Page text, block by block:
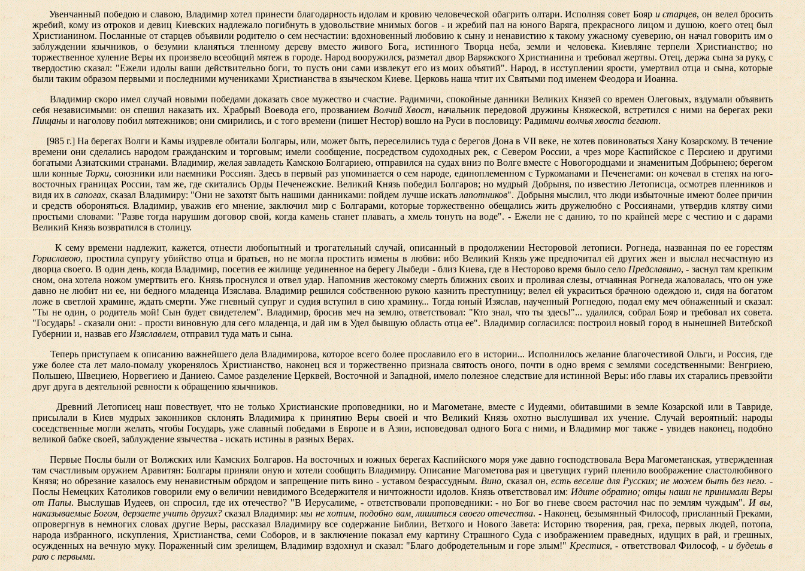
Увенчанный победою и славою, Владимир хотел принести благодарность идолам и кровию человеческой обагрить олтари. Исполняя совет Бояри старцев, он велел бросить
жребий, кому из отроков и девиц Киевских надлежало погибнуть в удовольствие мнимых богов - и жребий пал на юного Варяга, прекрасного лицом и душою, коего отец был
Христианином. Посланные от старцев объявили родителю о сем несчастии: вдохновенный любовию к сыну и ненавистию к такому ужасному суеверию, он начал говорить им о
заблуждении язычников, о безумии кланяться тленному дереву вместо живого Бога, истинного Творца неба, земли и человека. Киевляне терпели Христианство; но
торжественное хуление Веры их произвело всеобщий мятеж в городе. Народ вооружился, разметал двор Варяжского Христианина и требовал жертвы. Отец, держа сына за руку, с
твердостию сказал: "Ежели идолы ваши действительно боги, то пусть они сами извлекут его из моих объятий". Народ, в исступлении ярости, умертвил отца и сына, которые
были таким образом первыми и последними мучениками Христианства в языческом Киеве. Церковь наша чтит их Святыми под именем Феодора и Иоанна.
Владимир скоро имел случай новыми победами доказать свое мужество и счастие. Радимичи, спокойные данники Великих Князей со времен Олеговых, вздумали объявить
себя независимыми: он спешил наказать их. Храбрый Воевода его, прозваниемВолчий Хвост, начальник передовой дружины Княжеской, встретился с ними на берегах реки
Пищаныи наголову побил мятежников; они смирились, и с того времени (пишет Нестор) вошло на Руси в пословицу: Радимичи волчья хвоста бегают.
[985 г.] На берегах Волги и Камы издревле обитали Болгары, или, может быть, переселились туда с берегов Дона в VII веке, не хотев повиноваться Хану Козарскому. В течение
времени они сделались народом гражданским и торговым; имели сообщение, посредствомсудоходных рек, с Севером России, а чрез море Каспийское с Персиею и другими
богатыми Азиатскими странами. Владимир, желая завладеть Камскою Болгариею, отправился на судах вниз по Волге вместе с Новогородцами и знаменитым Добрынею; берегом
шли конныеТорки, союзники или наемники Россиян. Здесь в первый раз упоминается о сем народе, единоплеменном с Туркоманами и Печенегами: он кочевал в степях на юго-
восточных границах России, там же, где скитались Орды Печенежские. Великий Князь победил Болгаров; но мудрый Добрыня, по известию Летописца, осмотрев пленников и
видя их всапогах, сказал Владимиру: "Они не захотят быть нашими данниками: пойдем лучше искатьлапотников". Добрыня мыслил, что люди избыточные имеют более причин
и средств обороняться. Владимир, уважив его мнение, заключил мир с Болгарами, которые торжественно обещались жить дружелюбно с Россиянами, утвердив клятву сими
простыми словами: "Разве тогда нарушим договор свой, когда камень станет плавать, а хмель тонуть на воде". - Ежели не с данию, то по крайней мере с честию и с дарами
Великий Князь возвратился в столицу.
К сему времени надлежит, кажется, отнести любопытный и трогательный случай, описанный в продолжении Несторовой летописи. Рогнеда, названная по ее горестям
Гориславою, простила супругу убийство отца и братьев, но не могла простить измены в любви: ибо Великий Князь уже предпочитал ей других жен и выслал несчастную из
дворца своего. В один день, когда Владимир, посетив ее жилище уединенное на берегу Лыбеди - близ Киева, где в Несторово время было селоПредславино, - заснул там крепким
сном, она хотела ножом умертвить его. Князь проснулся и отвел удар. Напомнив жестокому смерть ближних своих и проливая слезы, отчаянная Рогнеда жаловалась, что он уже
давно не любит ни ее, ни бедного младенца Изяслава. Владимир решился собственною рукою казнить преступницу; велел ей украситься брачною одеждою и, сидя на богатом
ложе в светлой храмине, ждать смерти. Уже гневный супруг и судия вступил в сию храмину... Тогда юный Изяслав, наученный Рогнедою, подал ему меч обнаженный и сказал:
"Ты не один, о родитель мой! Сын будет свидетелем". Владимир, бросив меч на землю, ответствовал: "Кто знал, что ты здесь!"... удалился, собрал Бояр и требовал их совета.
"Государь! - сказали они: - прости виновную для сего младенца, и дай им в Удел бывшую область отца ее". Владимир согласился: построил новый город в нынешней Витебской
Губернии и, назвав егоИзяславлем, отправил туда мать и сына.
Теперь приступаем к описанию важнейшего дела Владимирова, которое всего более прославило его в истории... Исполнилось желание благочестивой Ольги, и Россия, где
уже более ста лет мало-помалу укоренялось Христианство, наконец вся и торжественно признала святость оного, почти в одно время с землями соседственными: Венгриею,
Польшею, Швециею, Норвегиею и Даниею. Самое разделение Церквей, Восточной и Западной, имело полезное следствиедля истинной Веры: ибо главы их старались превзойти
друг друга в деятельной ревности к обращению язычников.
Древний Летописец наш повествует, что не только Христианские проповедники, но и Магометане, вместе с Иудеями, обитавшими в земле Козарской или в Тавриде,
присылали в Киев мудрых законников склонять Владимира к принятию Веры своей и что Великий Князь охотно выслушивал их учение. Случай вероятный: народы
соседственные могли желать, чтобы Государь, уже славный победами в Европе и в Азии, исповедовал одного Бога с ними, и Владимир мог также - увидев наконец, подобно
великой бабке своей, заблуждение язычества - искать истины в разных Верах.
Первые Послы были от Волжских или Камских Болгаров. На восточных и южных берегах Каспийского моря уже давно господствовала Вера Магометанская, утвержденная
там счастливым оружием Аравитян: Болгары приняли оную и хотели сообщить Владимиру. Описание Магометова рая и цветущих гурий пленило воображение сластолюбивого
Князя; но обрезание казалось ему ненавистным обрядом и запрещение пить вино - уставом безрассудным.Вино,сказал он,есть веселие для Русских; не можем быть без него.-
Послы Немецких Католиков говорили ему о величии невидимого Вседержителя и ничтожности идолов. Князь ответствовал им:Идите обратно; отцы наши не принимали Веры
от Папы. Выслушав Иудеев, он спросил, где их отечество? "В Иерусалиме, - ответствовали проповедники: - но Бог во гневе своем расточил нас по землям чуждым".И вы,
наказываемые Богом, дерзаете учить других?сказал Владимир:мы не хотим, подобно вам, лишиться своего отечества. - Наконец, безымянный Философ, присланный Греками,
опровергнув в немногих словах другие Веры, рассказал Владимиру все содержание Библии, Ветхого и Нового Завета: Историю творения, рая, греха, первых людей, потопа,
народа избранного, искупления, Христианства, семи Соборов, и в заключение показал ему картину Страшного Суда с изображением праведных, идущих в рай, и грешных,
осужденных на вечную муку. Пораженный сим зрелищем, Владимир вздохнул и сказал: "Благо добродетельным и горе злым!"Крестися, - ответствовал Философ, -и будешь в
раю с первыми.